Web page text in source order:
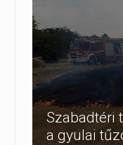
Szabadtéri
a gyulai